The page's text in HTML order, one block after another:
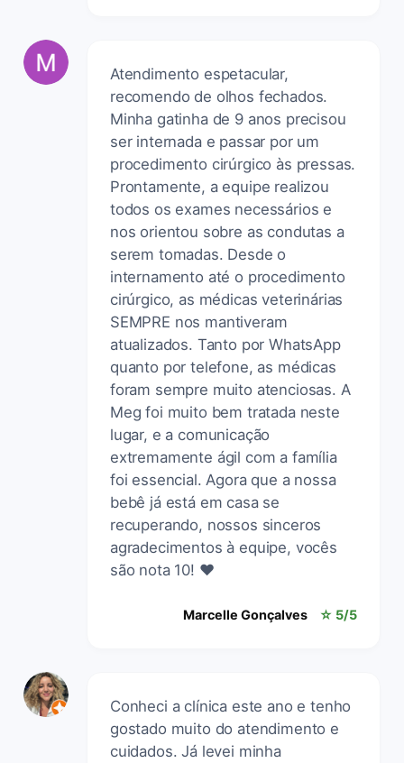
Atendimento espetacular,
recomendo de olhos fechados.
Minha gatinha de 9 anos precisou
ser internada e passar por um
procedimento cirúrgico às pressas.
Prontamente, a equipe realizou
todos os exames necessários e
nos orientou sobre as condutas a
serem tomadas. Desde o
internamento até o procedimento
cirúrgico, as médicas veterinárias
SEMPRE nos mantiveram
atualizados. Tanto por WhatsApp
quanto por telefone, as médicas
foram sempre muito atenciosas. A
Meg foi muito bem tratada neste
lugar, e a comunicação
extremamente ágil com a família
foi essencial. Agora que a nossa
bebê já está em casa se
recuperando, nossos sinceros
agradecimentos à equipe, vocês
são nota 10! ❤️
Marcelle Gonçalves ☆ 5/5
Conheci a clínica este ano e tenho
gostado muito do atendimento e
cuidados. Já levei minha